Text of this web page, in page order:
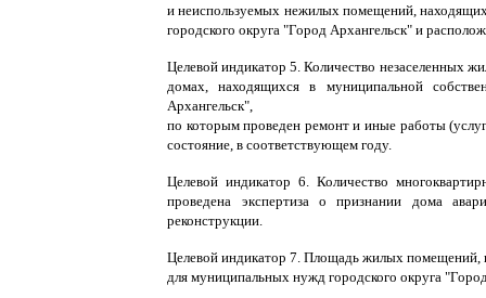
и неиспользуемых нежилых помещений,
городского округа "Город Архангельск" и
Целевой индикатор 5. Количество незаселенных
домах, находящихся в муниципальной
Архангельск",
по которым проведен ремонт и иные работы
состояние, в соответствующем году.
Целевой индикатор 6. Количество
проведена экспертиза о признании дома
реконструкции.
Целевой индикатор 7. Площадь жилых помещений,
для муниципальных нужд городского округа